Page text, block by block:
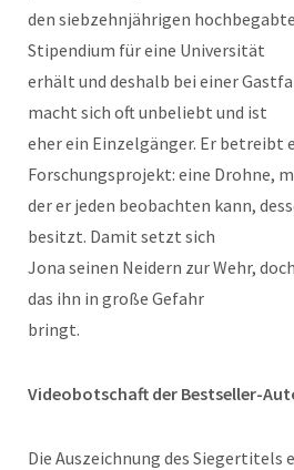
den siebzehnjährigen
Stipendium für eine Universität
erhält und deshalb bei einer
macht sich oft unbeliebt und ist
eher ein Einzelgänger. Er betreibt
Forschungsprojekt: eine Drohne,
der er jeden beobachten kann,
besitzt. Damit setzt sich
Jona seinen Neidern zur Wehr,
das ihn in große Gefahr
bringt.
Videobotschaft der Bestseller-
Die Auszeichnung des